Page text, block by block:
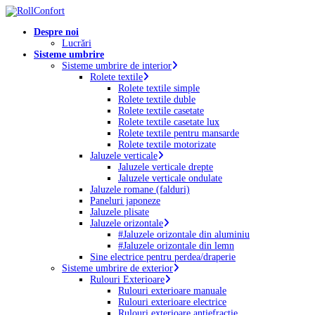
Skip
main
Menu
Despre noi
Lucrări
Sisteme umbrire
Sisteme umbrire de interior
Rolete textile
Rolete textile simple
Rolete textile duble
Rolete textile casetate
Rolete textile casetate lux
Rolete textile pentru mansarde
Rolete textile motorizate
Jaluzele verticale
Jaluzele verticale drepte
Jaluzele verticale ondulate
Jaluzele romane (falduri)
Paneluri japoneze
Jaluzele plisate
Jaluzele orizontale
#Jaluzele orizontale din aluminiu
#Jaluzele orizontale din lemn
Sine electrice pentru perdea/draperie
Sisteme umbrire de exterior
Rulouri Exterioare
Rulouri exterioare manuale
Rulouri exterioare electrice